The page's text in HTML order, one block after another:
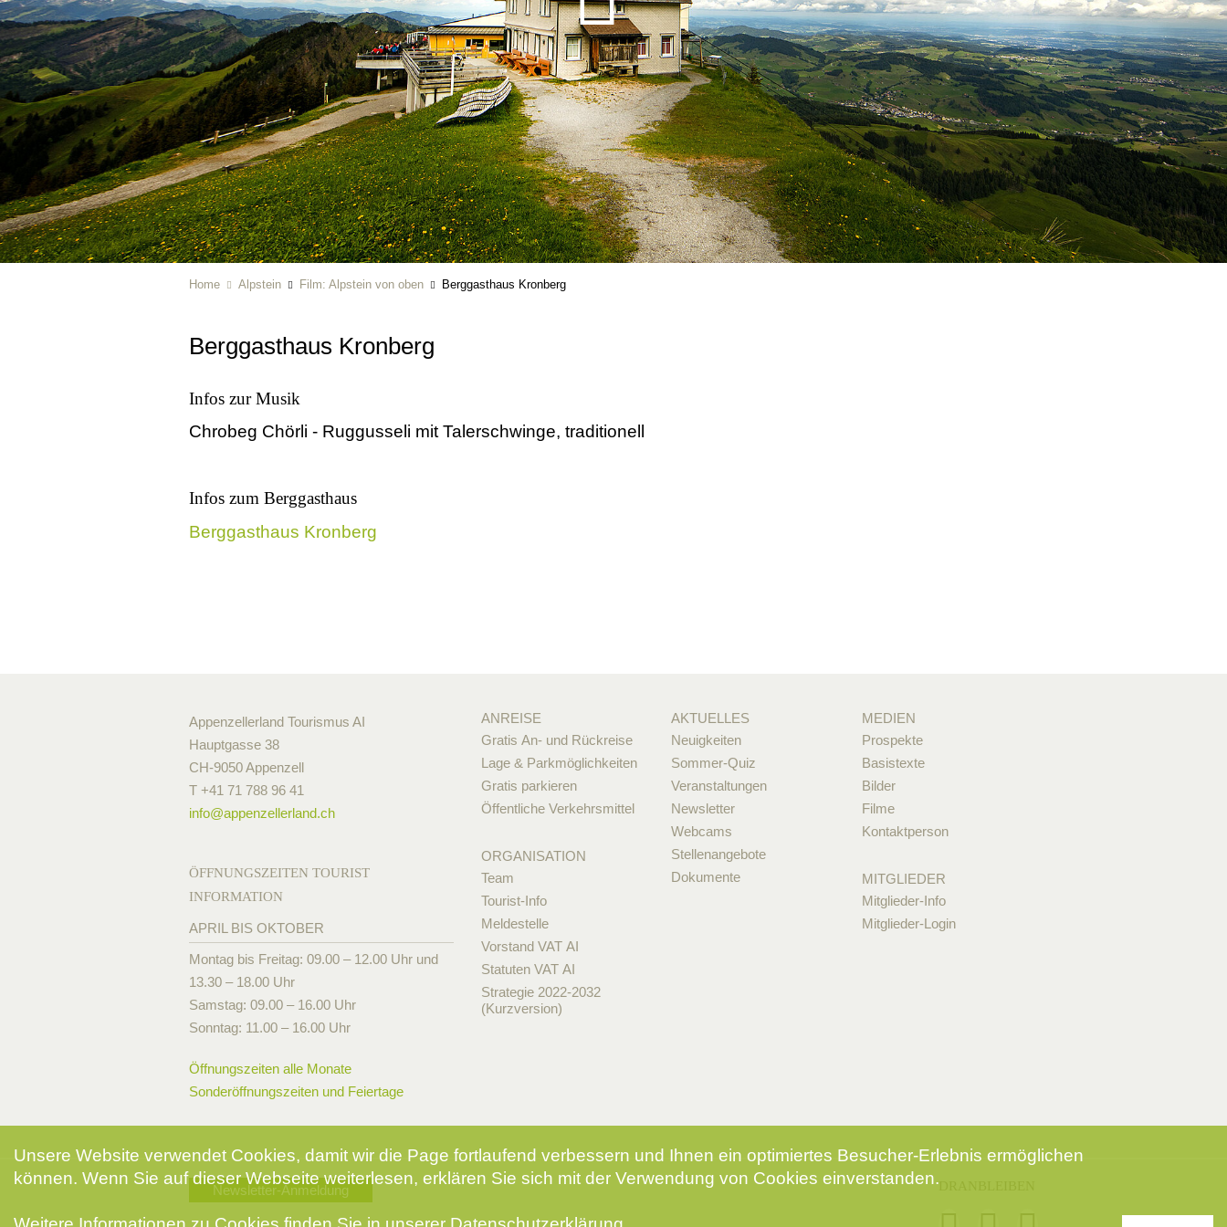
Home Alpstein Film: Alpstein von oben Berggasthaus Kronberg
Berggasthaus Kronberg
Infos zur Musik
Chrobeg Chörli - Ruggusseli mit Talerschwinge, traditionell
Infos zum Berggasthaus
Berggasthaus Kronberg
Appenzellerland Tourismus AI
Hauptgasse 38
CH-9050 Appenzell
T +41 71 788 96 41
info@appenzellerland.ch
ÖFFNUNGSZEITEN TOURIST
INFORMATION
APRIL BIS OKTOBER
Montag bis Freitag: 09.00 – 12.00 Uhr und
13.30 – 18.00 Uhr
Samstag: 09.00 – 16.00 Uhr
Sonntag: 11.00 – 16.00 Uhr
Öffnungszeiten alle Monate
Sonderöffnungszeiten und Feiertage
ANREISE
Gratis An- und Rückreise
Lage & Parkmöglichkeiten
Gratis parkieren
Öffentliche Verkehrsmittel
ORGANISATION
Team
Tourist-Info
Meldestelle
Vorstand VAT AI
Statuten VAT AI
Strategie 2022-2032
(Kurzversion)
AKTUELLES
Neuigkeiten
Sommer-Quiz
Veranstaltungen
Newsletter
Webcams
Stellenangebote
Dokumente
MEDIEN
Prospekte
Basistexte
Bilder
Filme
Kontaktperson
MITGLIEDER
Mitglieder-Info
Mitglieder-Login
Newsletter-Anmeldung
Unsere Website verwendet Cookies, damit wir die Page fortlaufend verbessern und Ihnen ein optimiertes Besucher-Erlebnis ermöglichen
können. Wenn Sie auf dieser Webseite weiterlesen, erklären Sie sich mit der Verwendung von Cookies einverstanden.